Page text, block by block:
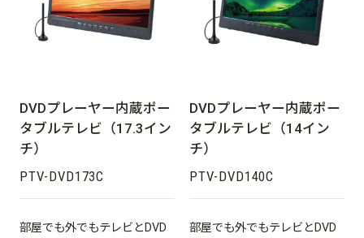
DVDプレーヤー内蔵ポー
タブルテレビ（17.3イン
チ）
PTV-DVD173C
部屋でも外でもテレビとDVD
DVDプレーヤー内蔵ポー
タブルテレビ（14イン
チ）
PTV-DVD140C
部屋でも外でもテレビとDVD